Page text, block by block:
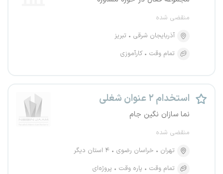
منقضی شده
آذربایجان شرقی
تبریز
تمام وقت
کارآموزی
استخدام ۲ عنوان شغلی
نما سازان نگین جام
منقضی شده
تهران
خراسان رضوی
۴ استان دیگر
تمام وقت
پاره وقت پروژه‌ای